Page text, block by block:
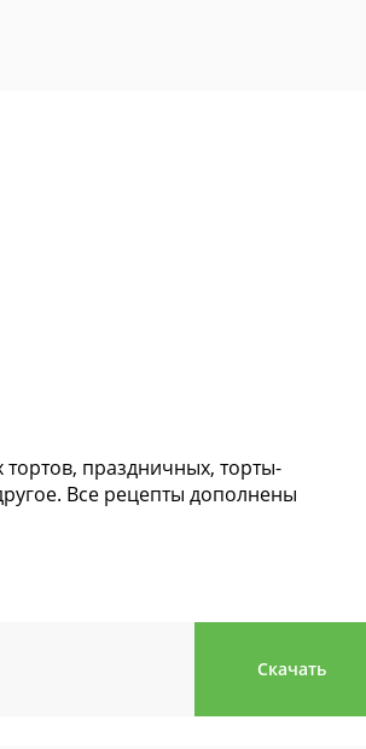
праздничных, торты-
Все рецепты дополнены
Скачать